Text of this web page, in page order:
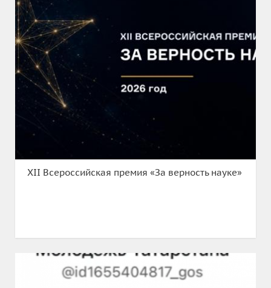
XII Всероссийская премия «За верность науке»